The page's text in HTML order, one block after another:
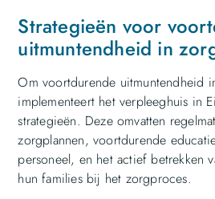
Strategieën voor
uitmuntendheid in
Om voortdurende uitmuntendheid
implementeert het verpleeghuis in
strategieën. Deze omvatten
zorgplannen, voortdurende
personeel, en het actief betrekken
hun families bij het zorgproces.